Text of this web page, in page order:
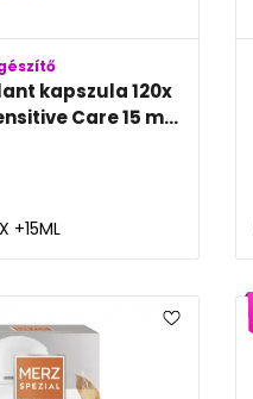
kapszula 120x
Care 15 m...
+15ML